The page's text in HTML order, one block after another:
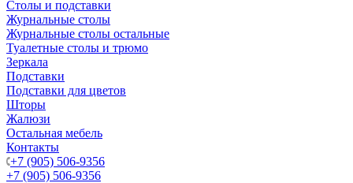
Столы и подставки
Журнальные столы
Журнальные столы остальные
Туалетные столы и трюмо
Зеркала
Подставки
Подставки для цветов
Шторы
Жалюзи
Остальная мебель
Контакты
+7 (905) 506-9356
+7 (905) 506-9356